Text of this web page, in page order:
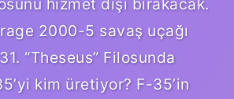
2000-5 savaş uçağı
“Theseus” Filosunda
kim üretiyor? F-35’in